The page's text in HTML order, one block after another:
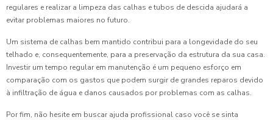
regulares e realizar a limpeza das calhas e tubos de descida ajudará a
evitar problemas maiores no futuro.
Um sistema de calhas bem mantido contribui para a longevidade do seu
telhado e, consequentemente, para a preservação da estrutura da sua casa.
Investir um tempo regular em manutenção é um pequeno esforço em
comparação com os gastos que podem surgir de grandes reparos devido
à infiltração de água e danos causados por problemas com as calhas.
Por fim, não hesite em buscar ajuda profissional caso você se sinta